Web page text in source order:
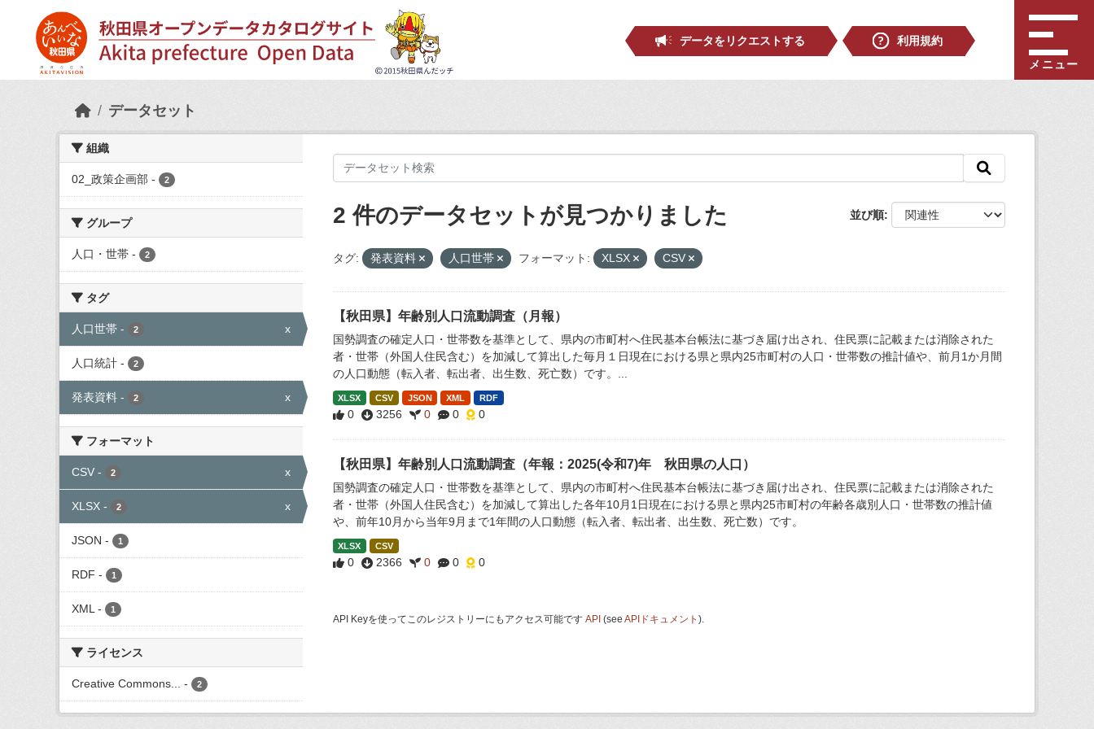
データをリクエストする
利用規約
メニュー
データセット
組織
02_政策企画部 - 2
グループ
人口・世帯 - 2
タグ
人口世帯 - 2 x
人口統計 - 2
発表資料 - 2 x
フォーマット
CSV - 2 x
XLSX - 2 x
JSON - 1
RDF - 1
XML - 1
ライセンス
Creative Commons... - 2
並び順
2 件のデータセットが見つかりました
タグ: 発表資料 人口世帯 フォーマット: XLSX CSV
【秋田県】年齢別人口流動調査（月報）
国勢調査の確定人口・世帯数を基準として、県内の市町村へ住民基本台帳法に基づき届け出され、住民票に記載または消除された
者・世帯（外国人住民含む）を加減して算出した毎月１日現在における県と県内25市町村の人口・世帯数の推計値や、前月1か月間
の人口動態（転入者、転出者、出生数、死亡数）です。...
XLSX CSV JSON XML RDF
0 3256 0 0 0
【秋田県】年齢別人口流動調査（年報：2025(令和7)年 秋田県の人口）
国勢調査の確定人口・世帯数を基準として、県内の市町村へ住民基本台帳法に基づき届け出され、住民票に記載または消除された
者・世帯（外国人住民含む）を加減して算出した各年10月1日現在における県と県内25市町村の年齢各歳別人口・世帯数の推計値
や、前年10月から当年9月まで1年間の人口動態（転入者、転出者、出生数、死亡数）です。
XLSX CSV
0 2366 0 0 0
API Keyを使ってこのレジストリーにもアクセス可能です API (see APIドキュメント ).